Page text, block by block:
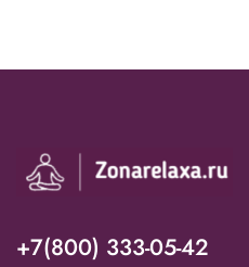
+7(800) 333-05-42